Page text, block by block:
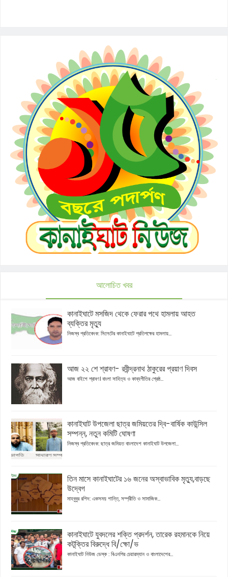
আলোচিত খবর
কানাইঘাটে মসজিদ থেকে ফেরার পথে হামলায় আহত
ব্যক্তির মৃত্যু
নিজস্ব প্রতিবেদক: সিলেটের কানাইঘাটে প্রতিপক্ষের হামলায়...
আজ ২২ শে শ্রাবণ- রবীন্দ্রনাথ ঠাকুরের প্রয়াণ দিবস
আজ বাইশে শ্রাবণ। বাংলা সাহিত্য ও কাব্যগীতির শ্রেষ্ঠ...
কানাইঘাট উপজেলা ছাত্র জমিয়তের দ্বি-বার্ষিক কাউন্সিল
সম্পন্ন, নতুন কমিটি ঘোষণা
নিজস্ব প্রতিবেদক: ছাত্র জমিয়ত বাংলাদেশ কানাইঘাট উপজেলা...
তিন মাসে কানাইঘাটের ১৬ জনের অস্বাভাবিক মৃত্যু,বাড়ছে
উদ্বেগ
মাহবুবুর রশিদ: একসময় শান্তি, সম্প্রীতি ও সামাজিক...
কানাইঘাটে যুবদলের শক্তি প্রদর্শন, তারেক রহমানকে নিয়ে
কটূক্তির বিরুদ্ধে বি/ক্ষো/ভ
কানাইঘাট নিউজ ডেস্ক : বিএনপির চেয়ারম্যান ও বাংলাদেশের...